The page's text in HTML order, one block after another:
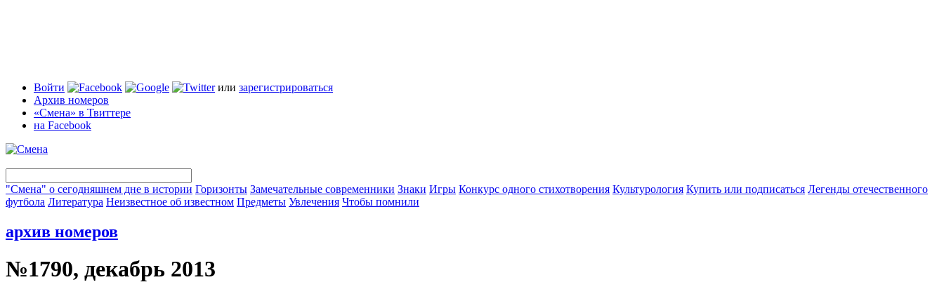
Войти или зарегистрироваться
Архив номеров
«Смена» в Твиттере
на Facebook
"Смена" о сегодняшнем дне в истории Горизонты Замечательные современники Знаки Игры Конкурс одного стихотворения Культурология Купить или подписаться Легенды отечественного
футбола Литература Неизвестное об известном Предметы Увлечения Чтобы помнили
архив номеров
№1790, декабрь 2013